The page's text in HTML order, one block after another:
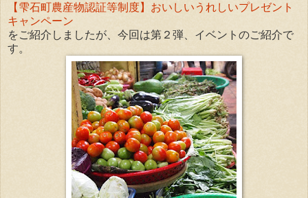
【雫石町農産物認証等制度】おいしいうれしいプレゼント
キャンペーン
をご紹介しましたが、今回は第２弾、イベントのご紹介で
す。